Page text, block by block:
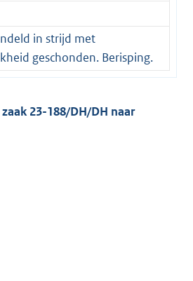
in strijd met
geschonden. Berisping.
23-188/DH/DH naar